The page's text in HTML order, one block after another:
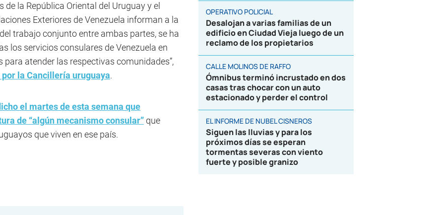
de la República Oriental del Uruguay y el
Exteriores de Venezuela informan a la
trabajo conjunto entre ambas partes, se ha
los servicios consulares de Venezuela en
atender las respectivas comunidades”,
la Cancillería uruguaya.
el martes de esta semana que
de “algún mecanismo consular” que
que viven en ese país.
OPERATIVO POLICIAL
Desalojan a varias familias de un
edificio en Ciudad Vieja luego de un
reclamo de los propietarios
CALLE MOLINOS DE RAFFO
Ómnibus terminó incrustado en dos
casas tras chocar con un auto
estacionado y perder el control
EL INFORME DE NUBEL CISNEROS
Siguen las lluvias y para los
próximos días se esperan
tormentas severas con viento
fuerte y posible granizo